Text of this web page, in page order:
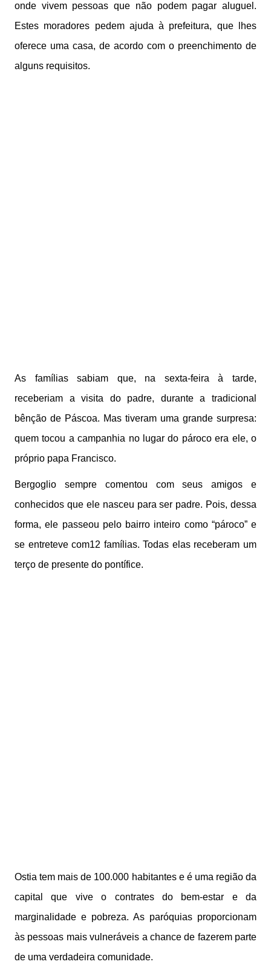
onde vivem pessoas que não podem pagar aluguel.
Estes moradores pedem ajuda à prefeitura, que lhes
oferece uma casa, de acordo com o preenchimento de
alguns requisitos.
As famílias sabiam que, na sexta-feira à tarde,
receberiam a visita do padre, durante a tradicional
bênção de Páscoa. Mas tiveram uma grande surpresa:
quem tocou a campanhia no lugar do pároco era ele, o
próprio papa Francisco.
Bergoglio sempre comentou com seus amigos e
conhecidos que ele nasceu para ser padre. Pois, dessa
forma, ele passeou pelo bairro inteiro como “pároco” e
se entreteve com12 famílias. Todas elas receberam um
terço de presente do pontífice.
Ostia tem mais de 100.000 habitantes e é uma região da
capital que vive o contrates do bem-estar e da
marginalidade e pobreza. As paróquias proporcionam
às pessoas mais vulneráveis a chance de fazerem parte
de uma verdadeira comunidade.